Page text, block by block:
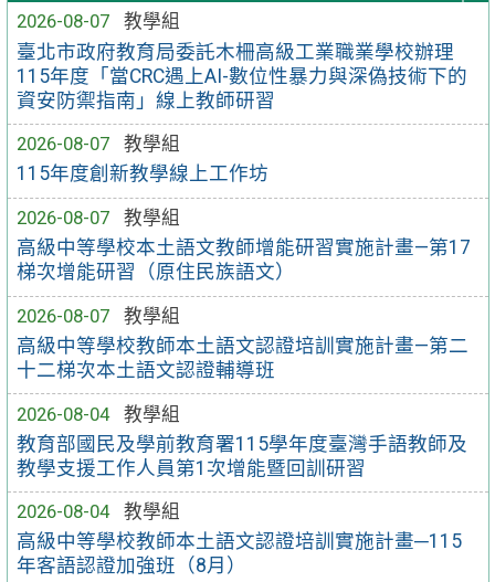
2026-08-07
教學組
臺北市政府教育局委託木柵高級工業職業學校辦理
115年度「當CRC遇上AI-數位性暴力與深偽技術下的
資安防禦指南」線上教師研習
2026-08-07
教學組
115年度創新教學線上工作坊
2026-08-07
教學組
高級中等學校本土語文教師增能研習實施計畫—第17
梯次增能研習（原住民族語文）
2026-08-07
教學組
高級中等學校教師本土語文認證培訓實施計畫—第二
十二梯次本土語文認證輔導班
2026-08-04
教學組
教育部國民及學前教育署115學年度臺灣手語教師及
教學支援工作人員第1次增能暨回訓研習
2026-08-04
教學組
高級中等學校教師本土語文認證培訓實施計畫─115
年客語認證加強班（8月）